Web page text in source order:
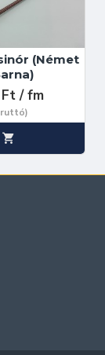
(Német
/ fm